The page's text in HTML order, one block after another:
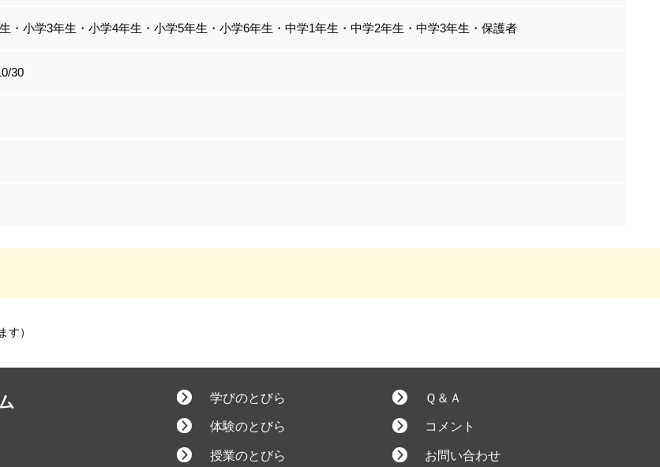
・小学3年生・小学4年生・小学5年生・小学6年生・中学1年生・中学2年生・中学3年生・保護者
30
す）
学びのとびら
体験のとびら
授業のとびら
Ｑ＆Ａ
コメント
お問い合わせ